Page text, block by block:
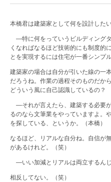
本橋君は建築家として何を設計した
―特に何をっていうビルディング
くなればなるほど技術的にも制度的
とを実現するには住宅が一番シンプ
建築家の場合は自分が引いた線の一
だろうね。作業の過程そのものだか
どういう風に自己認識しているの？
―それが言えたら、建築する必要
るのなら文筆業をやっていますよ。
を探している、というか。（本橋）
なるほど、リアルな自分ね。自信が
があるけれど。（笑）
―いい加減とリアルは両立するんじ
相反してない。（笑）